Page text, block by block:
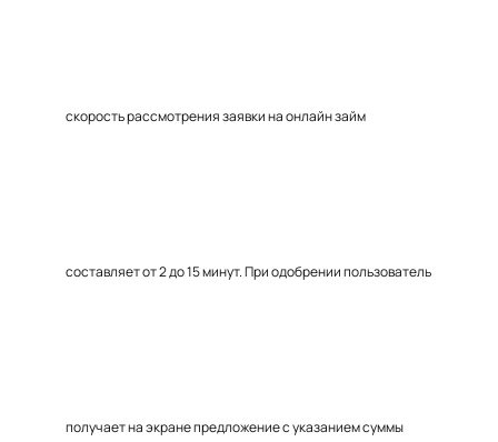
скорость рассмотрения заявки на онлайн займ
составляет от 2 до 15 минут. При одобрении пользователь
получает на экране предложение с указанием суммы